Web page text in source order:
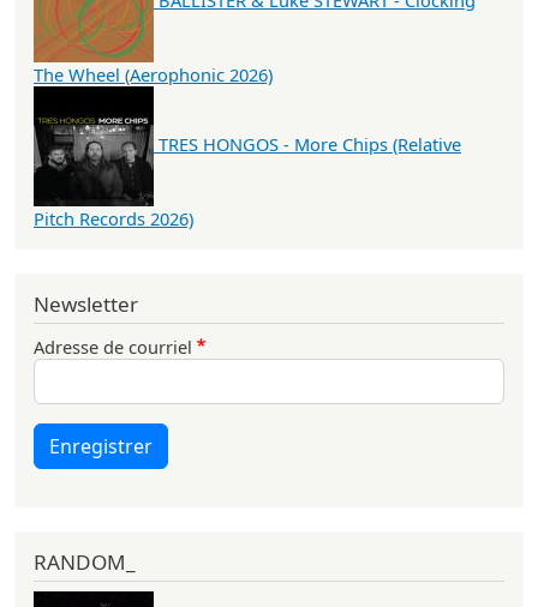
The Wheel (Aerophonic 2026)
TRES HONGOS - More Chips (Relative
Pitch Records 2026)
Newsletter
Adresse de courriel
Enregistrer
RANDOM_